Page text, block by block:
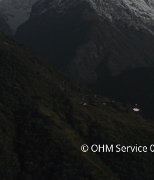
© OHM Service